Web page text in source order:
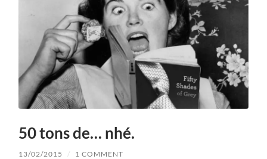
50 tons de… nhé.
13/02/2015 / 1 COMMENT